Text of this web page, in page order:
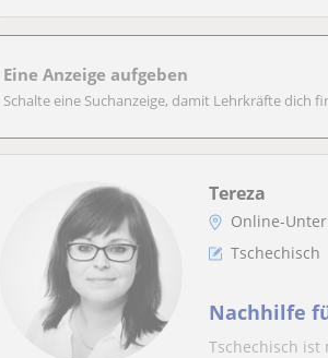
Eine Anzeige aufgeben
Schalte eine Suchanzeige, damit Lehrkräfte dich
Tereza
Online-
Tschechisch
Nachhilfe
Tschechisch